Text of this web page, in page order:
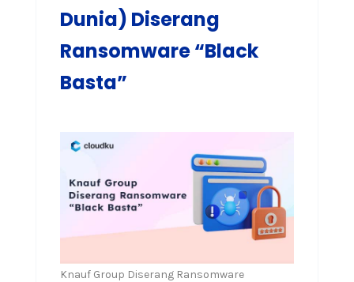
Dunia) Diserang
Ransomware “Black
Basta”
Knauf Group Diserang Ransomware